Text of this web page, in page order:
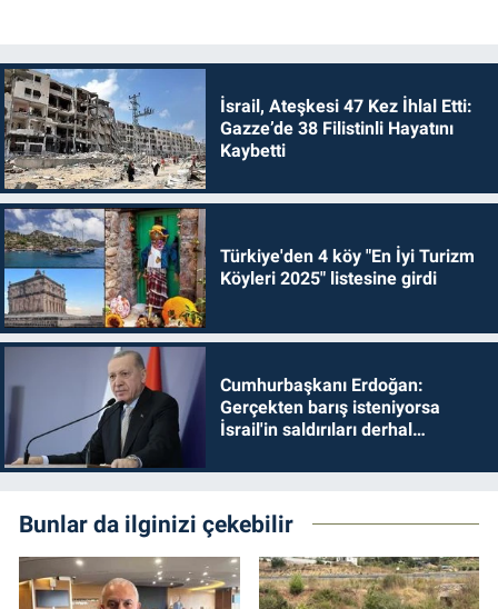
İsrail, Ateşkesi 47 Kez İhlal Etti:
Gazze’de 38 Filistinli Hayatını
Kaybetti
Türkiye'den 4 köy "En İyi Turizm
Köyleri 2025" listesine girdi
Cumhurbaşkanı Erdoğan:
Gerçekten barış isteniyorsa
İsrail'in saldırıları derhal
Bunlar da ilginizi çekebilir